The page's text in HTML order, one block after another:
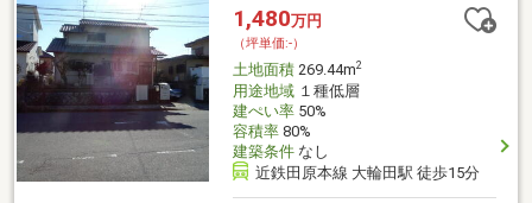
お問い合わせください◆
1,480万円
（坪単価:-）
土地面積269.44m2
用途地域１種低層
建ぺい率50%
容積率80%
建築条件なし
近鉄田原本線 大輪田駅 徒歩15分